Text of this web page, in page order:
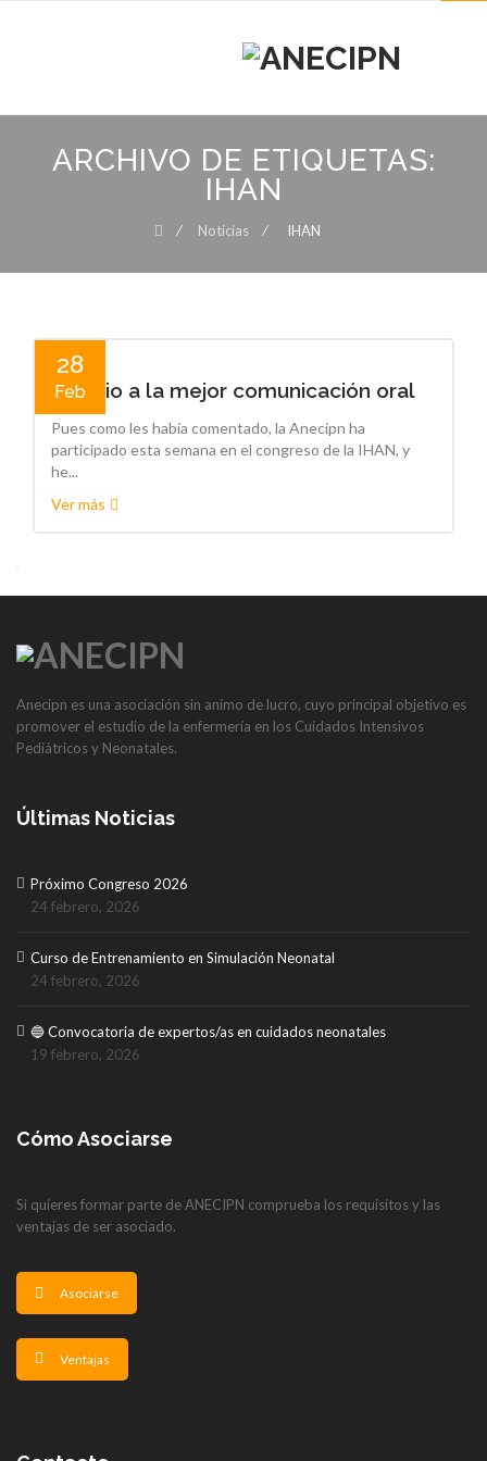
contentARCHIVO DE ETIQUETAS:
IHAN
⁄ Noticias ⁄ IHAN
28
Feb
Premio a la mejor comunicación oral
Pues como les había comentado, la Anecipn ha
participado esta semana en el congreso de la IHAN, y
he...
Ver más
Anecipn es una asociación sin animo de lucro, cuyo principal objetivo es
promover el estudio de la enfermería en los Cuidados Intensivos
Pediátricos y Neonatales.
Últimas Noticias
Próximo Congreso 2026
24 febrero, 2026
Curso de Entrenamiento en Simulación Neonatal
24 febrero, 2026
🔵 Convocatoria de expertos/as en cuidados neonatales
19 febrero, 2026
Cómo Asociarse
Si quieres formar parte de ANECIPN comprueba los requisitos y las
ventajas de ser asociado.
Asociarse
Ventajas